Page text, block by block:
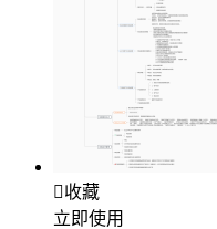
收藏
立即使用